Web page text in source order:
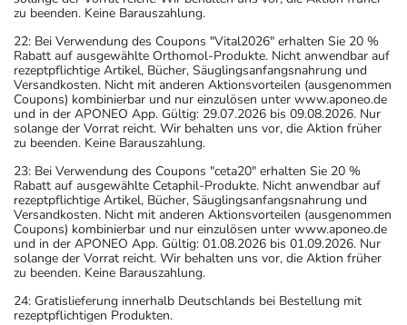
zu beenden. Keine Barauszahlung.
22: Bei Verwendung des Coupons "Vital2026" erhalten Sie 20 %
Rabatt auf ausgewählte Orthomol-Produkte. Nicht anwendbar auf
rezeptpflichtige Artikel, Bücher, Säuglingsanfangsnahrung und
Versandkosten. Nicht mit anderen Aktionsvorteilen (ausgenommen
Coupons) kombinierbar und nur einzulösen unter www.aponeo.de
und in der APONEO App. Gültig: 29.07.2026 bis 09.08.2026. Nur
solange der Vorrat reicht. Wir behalten uns vor, die Aktion früher
zu beenden. Keine Barauszahlung.
23: Bei Verwendung des Coupons "ceta20" erhalten Sie 20 %
Rabatt auf ausgewählte Cetaphil-Produkte. Nicht anwendbar auf
rezeptpflichtige Artikel, Bücher, Säuglingsanfangsnahrung und
Versandkosten. Nicht mit anderen Aktionsvorteilen (ausgenommen
Coupons) kombinierbar und nur einzulösen unter www.aponeo.de
und in der APONEO App. Gültig: 01.08.2026 bis 01.09.2026. Nur
solange der Vorrat reicht. Wir behalten uns vor, die Aktion früher
zu beenden. Keine Barauszahlung.
24: Gratislieferung innerhalb Deutschlands bei Bestellung mit
rezeptpflichtigen Produkten.